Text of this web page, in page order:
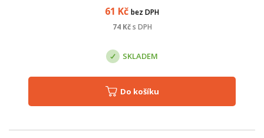
61 Kč bez DPH
74Kč s DPH
SKLADEM
Do košíku